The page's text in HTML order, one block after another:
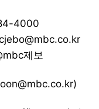
무단 전